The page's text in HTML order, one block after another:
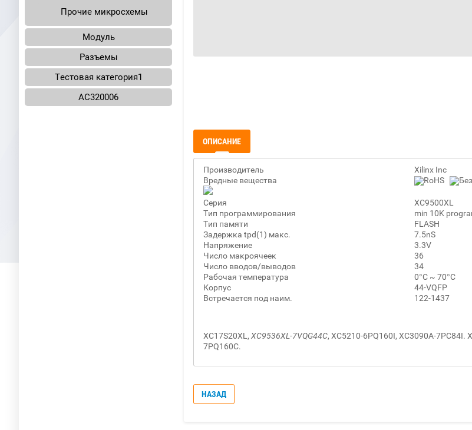
Прочие микросхемы
Модуль
Разъемы
Тестовая категория1
AC320006
ОПИСАНИЕ
Производитель
Xilinx Inc
Вредные вещества
RoHS
Серия
XC9500XL
Тип программирования
min 10K
Тип памяти
FLASH
Задержка tpd(1) макс.
7.5nS
Напряжение
3.3V
Число макроячеек
36
Число вводов/выводов
34
Рабочая температура
0°C ~ 70°C
Корпус
44-VQFP
Встречается под наим.
122-1437
XC17S20XL, XC9536XL-7VQG44C, XC5210-6PQ160I, XC3090A-7PC84I.
7PQ160C.
НАЗАД